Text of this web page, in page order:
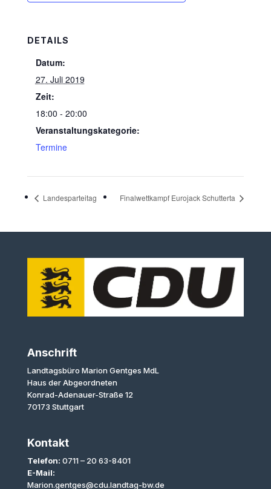
DETAILS
Datum:
27. Juli 2019
Zeit:
18:00 - 20:00
Veranstaltungskategorie:
Termine
Landesparteitag Finalwettkampf Eurojack Schutterta
Anschrift
Landtagsbüro Marion Gentges MdL
Haus der Abgeordneten
Konrad-Adenauer-Straße 12
70173 Stuttgart
Kontakt
Telefon: 0711 – 20 63-8401
E-Mail:
Marion.gentges@cdu.landtag-bw.de